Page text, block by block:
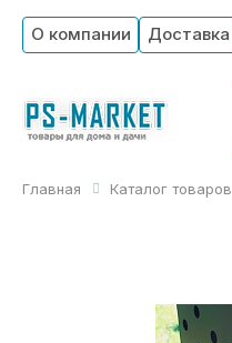
О компании Доставка
Главная Каталог товаров